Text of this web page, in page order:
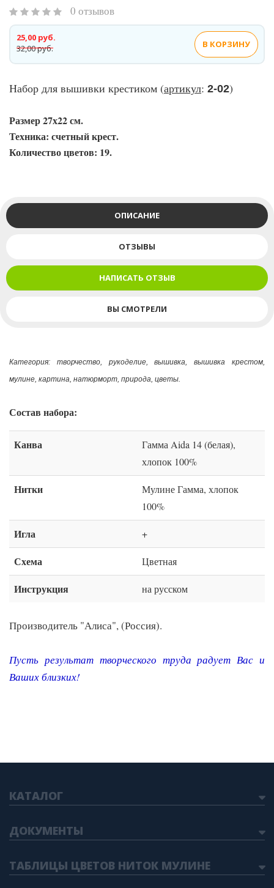
0 отзывов
32,00 руб.
25,00 руб.
В КОРЗИНУ
Набор для вышивки крестиком (артикул: 2-02)
Размер 27х22 см.
Техника: счетный крест.
Количество цветов: 19.
ОПИСАНИЕ
ОТЗЫВЫ
НАПИСАТЬ ОТЗЫВ
ВЫ СМОТРЕЛИ
Категория: творчество, рукоделие, вышивка, вышивка крестом,
мулине, картина, натюрморт, природа, цветы.
Состав набора:
Канва
Гамма Aida 14 (белая),
хлопок 100%
Нитки
Мулине Гамма, хлопок
100%
Игла +
Схема Цветная
Инструкция на русском
Производитель "Алиса", (Россия).
Пусть результат творческого труда радует Вас и
Ваших близких!
КАТАЛОГ
ДОКУМЕНТЫ
ТАБЛИЦЫ ЦВЕТОВ НИТОК МУЛИНЕ